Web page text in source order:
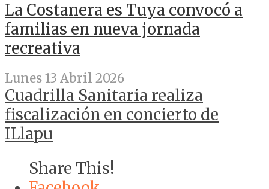
La Costanera es Tuya convocó a
familias en nueva jornada
recreativa
Lunes 13 Abril 2026
Cuadrilla Sanitaria realiza
fiscalización en concierto de
ILlapu
Share This!